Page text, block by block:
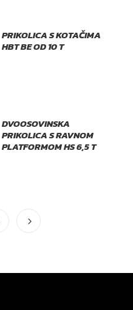
PRIKOLICA S KOTAČIMA
HBT BE OD 10 T
DVOOSOVINSKA
PRIKOLICA S RAVNOM
PLATFORMOM HS 6,5 T